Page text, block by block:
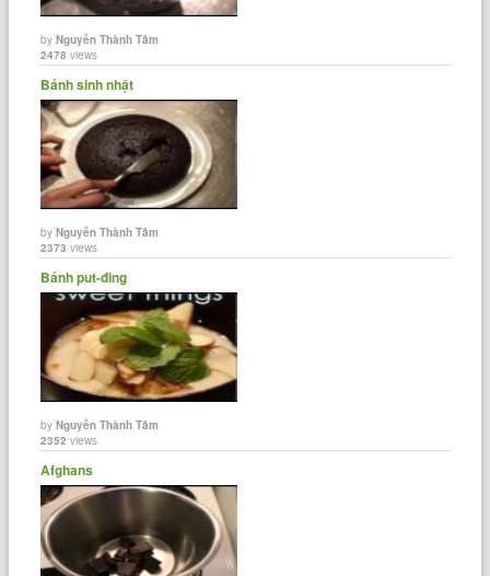
byNguyễn Thành Tâm
2478 views
Bánh sinh nhật
byNguyễn Thành Tâm
2373 views
Bánh put-đing
byNguyễn Thành Tâm
2352 views
Afghans